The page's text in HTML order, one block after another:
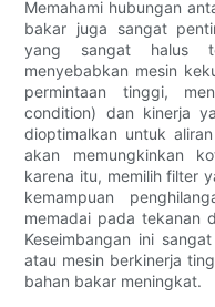
Memahami hubungan
bakar juga sangat
yang sangat halus
menyebabkan mesin
permintaan tinggi,
condition) dan kinerja
dioptimalkan untuk
akan memungkinkan
karena itu, memilih filter
kemampuan
memadai pada tekanan
Keseimbangan ini
atau mesin berkinerja
bahan bakar meningkat.